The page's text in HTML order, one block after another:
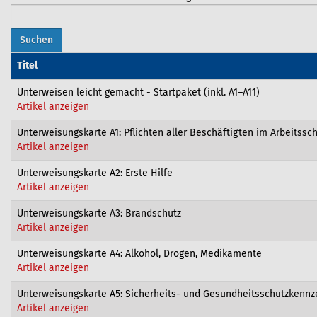
e
Titel
Unterweisen leicht gemacht - Startpaket (inkl. A1–A11)
Artikel anzeigen
Unterweisungskarte A1: Pflichten aller Beschäftigten im
Artikel anzeigen
Unterweisungskarte A2: Erste Hilfe
Artikel anzeigen
Unterweisungskarte A3: Brandschutz
Artikel anzeigen
Unterweisungskarte A4: Alkohol, Drogen, Medikamente
Artikel anzeigen
Unterweisungskarte A5: Sicherheits- und
Artikel anzeigen